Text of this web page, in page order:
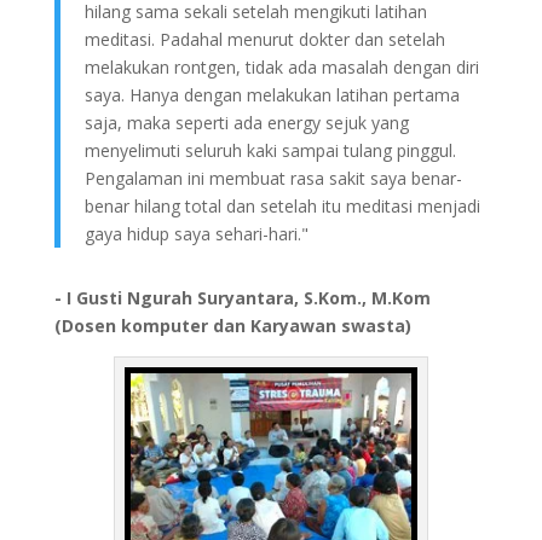
hilang sama sekali setelah mengikuti latihan
meditasi. Padahal menurut dokter dan setelah
melakukan rontgen, tidak ada masalah dengan diri
saya. Hanya dengan melakukan latihan pertama
saja, maka seperti ada energy sejuk yang
menyelimuti seluruh kaki sampai tulang pinggul.
Pengalaman ini membuat rasa sakit saya benar-
benar hilang total dan setelah itu meditasi menjadi
gaya hidup saya sehari-hari."
- I Gusti Ngurah Suryantara, S.Kom., M.Kom
(Dosen komputer dan Karyawan swasta)